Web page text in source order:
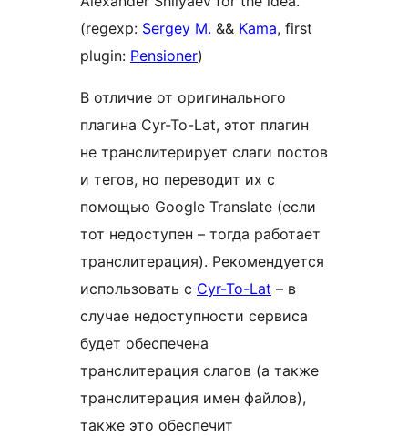
(regexp: Sergey M. && Kama, first
plugin: Pensioner)
В отличие от оригинального
плагина Cyr-To-Lat, этот плагин
не транслитерирует слаги постов
и тегов, но переводит их с
помощью Google Translate (если
тот недоступен – тогда работает
транслитерация). Рекомендуется
использовать с Cyr-To-Lat – в
случае недоступности сервиса
будет обеспечена
транслитерация слагов (а также
транслитерация имен файлов),
также это обеспечит